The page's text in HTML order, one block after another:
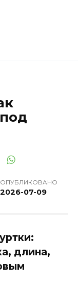
ОПУБЛИКОВАНО
2026-07-09
длина,